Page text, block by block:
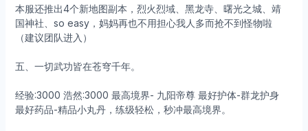
本服还推出4个新地图副本，烈火烈域、黑龙寺、曙光之城、靖
国神社、so easy，妈妈再也不用担心我人多而抢不到怪物啦
（建议团队进入）
五、一切武功皆在苍穹千年。
经验:3000 浩然:3000 最高境界- 九阳帝尊 最好护体-群龙护身
最好药品-精品小丸丹，练级轻松，秒冲最高境界。